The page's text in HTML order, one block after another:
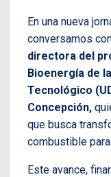
En una nueva
conversamos
directora del
Bioenergía de
Tecnológico
Concepción,
que busca
combustible
Este avance,